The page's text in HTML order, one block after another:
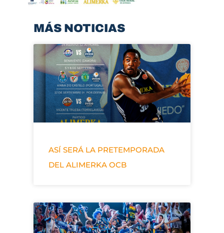
MÁS NOTICIAS
ASÍ SERÁ LA PRETEMPORADA
DEL ALIMERKA OCB